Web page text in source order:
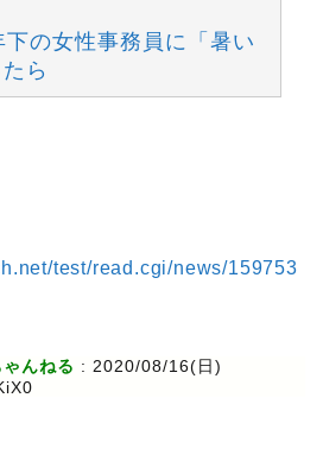
の女性事務員に「暑い
ら
test/read.cgi/news/159753
んねる : 2020/08/16(日)